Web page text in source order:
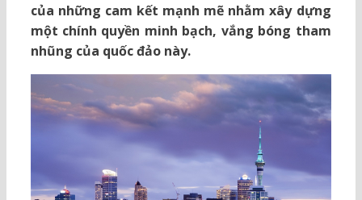
của những cam kết mạnh mẽ nhằm xây dựng
một chính quyền minh bạch, vắng bóng tham
nhũng của quốc đảo này.